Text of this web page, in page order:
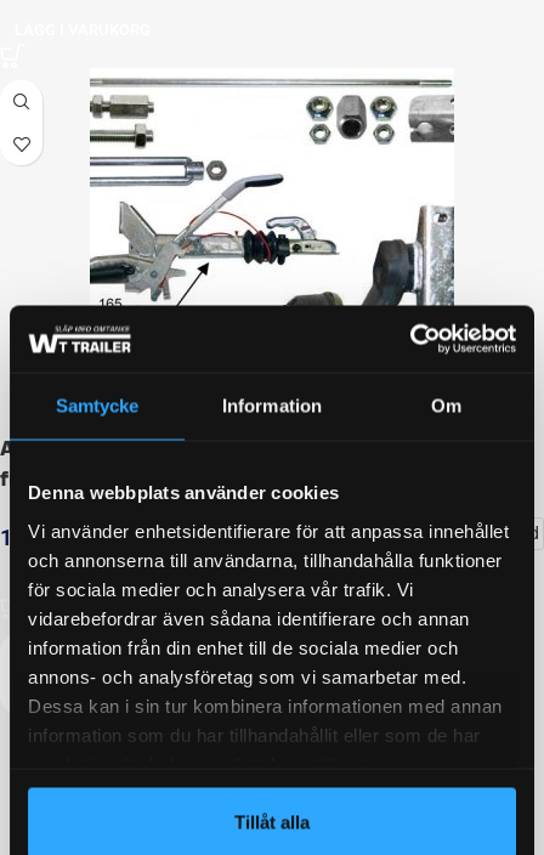
Samtycke Information Om
Denna webbplats använder cookies
Vi använder enhetsidentifierare för att anpassa innehållet
och annonserna till användarna, tillhandahålla funktioner
för sociala medier och analysera vår trafik. Vi
vidarebefordrar även sådana identifierare och annan
information från din enhet till de sociala medier och
annons- och analysföretag som vi samarbetar med.
Dessa kan i sin tur kombinera informationen med annan
information som du har tillhandahållit eller som de har
Tillåt alla
Axelpaket Knott 1050kg 1500/2000/4×100 – inkl.
frakt
14 994kr inkl. moms Delbetalning från528kr/månad
LÄGG I VARUKORG